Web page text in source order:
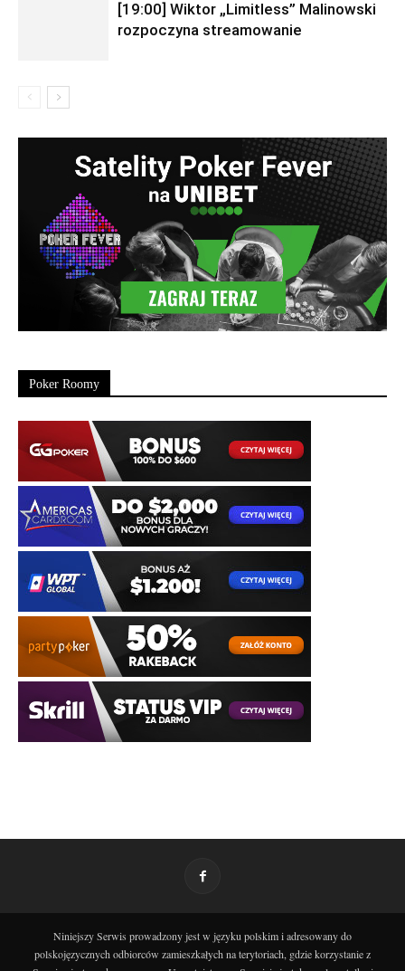
[19:00] Wiktor „Limitless” Malinowski
rozpoczyna streamowanie
Poker Roomy
Niniejszy Serwis prowadzony jest w języku polskim i adresowany do
polskojęzycznych odbiorców zamieszkałych na terytoriach, gdzie korzystanie z